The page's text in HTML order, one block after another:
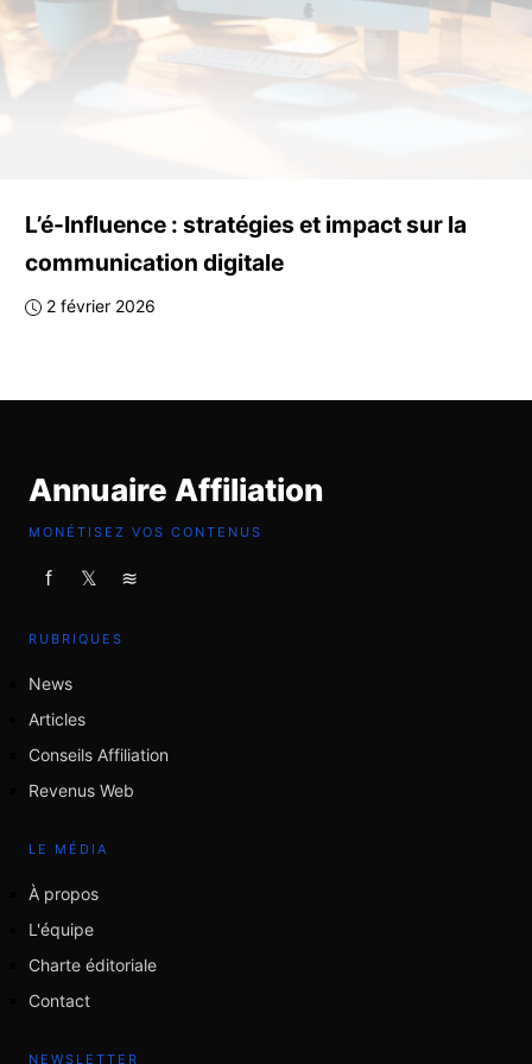
L’é-Influence : stratégies et impact sur la
communication digitale
2 février 2026
Annuaire Affiliation
MONÉTISEZ VOS CONTENUS
f 𝕏 ≋
RUBRIQUES
News
Articles
Conseils Affiliation
Revenus Web
LE MÉDIA
À propos
L'équipe
Charte éditoriale
Contact
NEWSLETTER